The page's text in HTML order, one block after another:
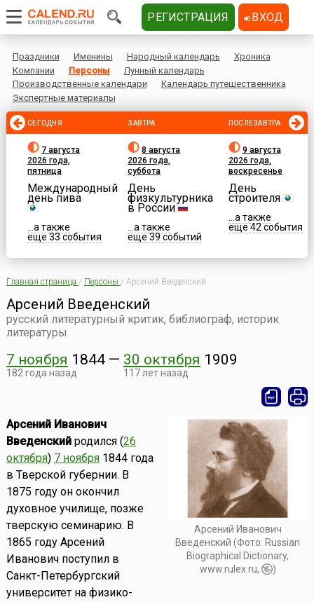
Праздники Именины Народный календарь
Хроника
Компании
Персоны
Лунный календарь
Производственные календари
Календарь путешественника
Экспертные материалы
СЕГОДНЯ
7 августа
2026 года,
пятница
Международный
день пива
...а также
еще 33 события
ЗАВТРА
8 августа
2026 года,
суббота
День
физкультурника
в России
...а также
еще 39 событий
ПОСЛЕЗАВТРА
9 августа
2026 года,
воскресенье
День
строителя
...а также
еще 42 события
Главная страница / Персоны / Арсений Введенский
Арсений Введенский
русский литературный критик, библиограф, историк
литературы
7 ноября 1844
182 года назад
— 30 октября 1909
117 лет назад
Арсений Иванович
Введенский (Фото: Russian
Biographical Dictionary,
www.rulex.ru,
)
Арсений Иванович
Введенскийродился (26
октября) 7 ноября1844 года
в Тверской губернии. В
1875 году он окончил
духовное училище, позже
тверскую семинарию. В
1865 году Арсений
Иванович поступил в
Санкт-Петербургский
университет на физико-
РЕГИСТРАЦИЯ ВХОД